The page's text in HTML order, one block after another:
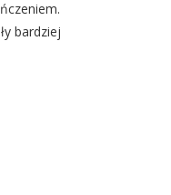
bardziej